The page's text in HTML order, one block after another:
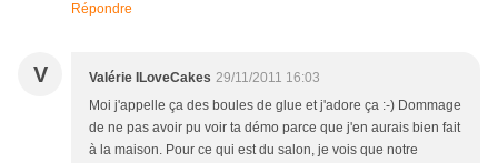
Répondre
V Valérie ILoveCakes 29/11/2011 16:03
Moi j'appelle ça des boules de glue et j'adore ça :-) Dommage
de ne pas avoir pu voir ta démo parce que j'en aurais bien fait
à la maison. Pour ce qui est du salon, je vois que notre